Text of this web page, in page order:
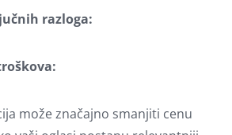
razloga:
može značajno smanjiti cenu